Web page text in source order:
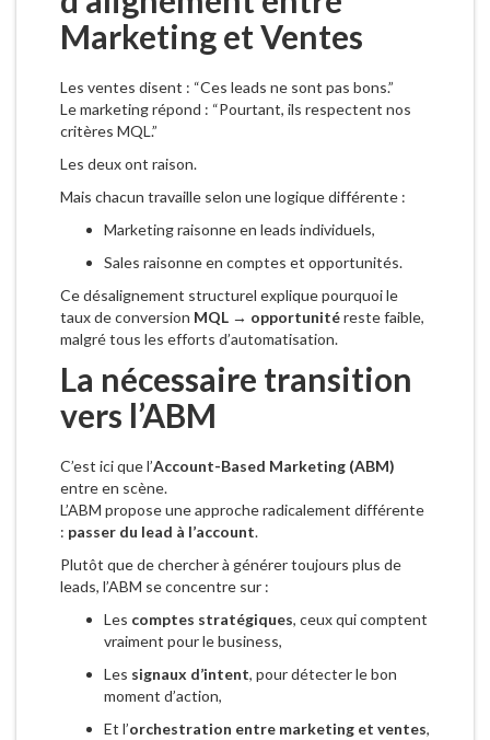
Marketing et Ventes
Les ventes disent : “Ces leads ne sont pas bons.”
Le marketing répond : “Pourtant, ils respectent nos
critères MQL.”
Les deux ont raison.
Mais chacun travaille selon une logique différente :
Marketing raisonne en leads individuels,
Sales raisonne en comptes et opportunités.
Ce désalignement structurel explique pourquoi le
taux de conversion MQL → opportunitéreste faible,
malgré tous les efforts d’automatisation.
La nécessaire transition
vers l’ABM
C’est ici que l’Account-Based Marketing (ABM)
entre en scène.
L’ABM propose une approche radicalement différente
: passer du lead à l’account.
Plutôt que de chercher à générer toujours plus de
leads, l’ABM se concentre sur :
Les comptes stratégiques, ceux qui comptent
vraiment pour le business,
Les signaux d’intent, pour détecter le bon
moment d’action,
Et l’orchestration entre marketing et ventes,